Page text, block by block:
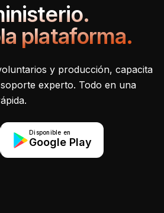
One -
plataforma.
y producción, capacita
experto. Todo en una
Disponible en
Google Play